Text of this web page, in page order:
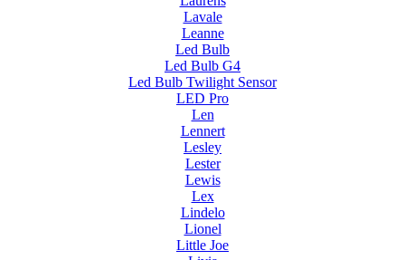
Lavale
Leanne
Led Bulb
Led Bulb G4
Led Bulb Twilight Sensor
LED Pro
Len
Lennert
Lesley
Lester
Lewis
Lex
Lindelo
Lionel
Little Joe